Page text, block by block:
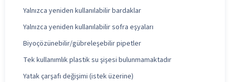
Yalnızca yeniden kullanılabilir bardaklar
Yalnızca yeniden kullanılabilir sofra eşyaları
Biyoçözünebilir/gübreleşebilir pipetler
Tek kullanımlık plastik su şişesi bulunmamaktadır
Yatak çarşafı değişimi (istek üzerine)